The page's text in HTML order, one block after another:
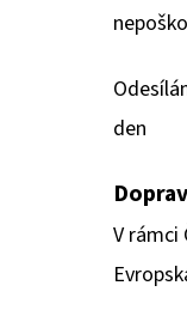
den
V rámci